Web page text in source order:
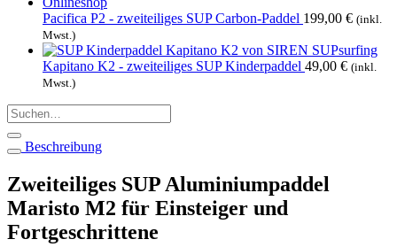
Pacifica P2 - zweiteiliges SUP Carbon-Paddel 199,00 € (inkl.
Mwst.)
Kapitano K2 - zweiteiliges SUP Kinderpaddel 49,00 € (inkl.
Mwst.)
Suchen
nach:
Beschreibung
Zweiteiliges SUP Aluminiumpaddel
Maristo M2 für Einsteiger und
Fortgeschrittene